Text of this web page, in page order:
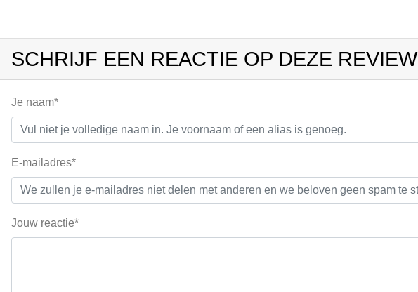
SCHRIJF EEN REACTIE OP DEZE REVIEW
Je naam*
E-mailadres*
Jouw reactie*